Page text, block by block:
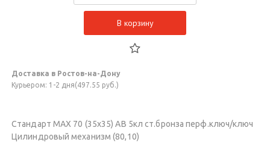
В корзину
Доставка в Ростов-на-Дону
Курьером: 1-2 дня(497.55 руб.)
Стандарт MAX 70 (35х35) AB 5кл ст.бронза перф.ключ/ключ
Цилиндровый механизм (80,10)